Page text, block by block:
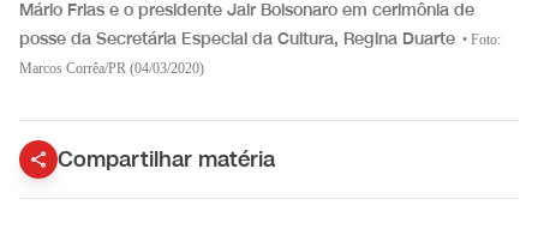
Mário Frias e o presidente Jair Bolsonaro em cerimônia de
posse da Secretária Especial da Cultura, Regina Duarte • Foto:
Marcos Corrêa/PR (04/03/2020)
Compartilhar matéria